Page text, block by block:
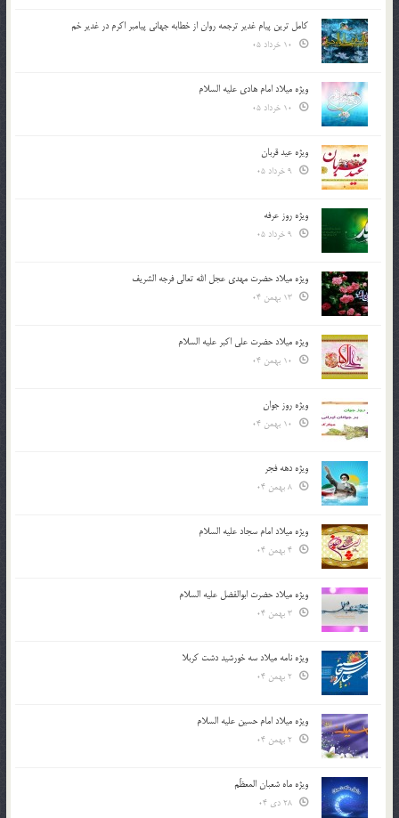
کامل ترین پیام غدیر ترجمه روان از خطابه جهانی پیامبر اکرم در غدیر خم
ویژه میلاد امام هادی علیه السلام
ویژه عید قربان
ویژه روز عرفه
ویژه میلاد حضرت مهدی عجل الله تعالی فرجه الشريف
ویژه میلاد حضرت علی اکبر علیه السلام
ویژه روز جوان
ویژه دهه فجر
ویژه میلاد امام سجاد علیه السلام
ویژه میلاد حضرت ابوالفضل علیه السلام
ویژه نامه میلاد سه خورشید دشت کربلا
ویژه میلاد امام حسین علیه السلام
ویژه ماه شعبان المعظّم